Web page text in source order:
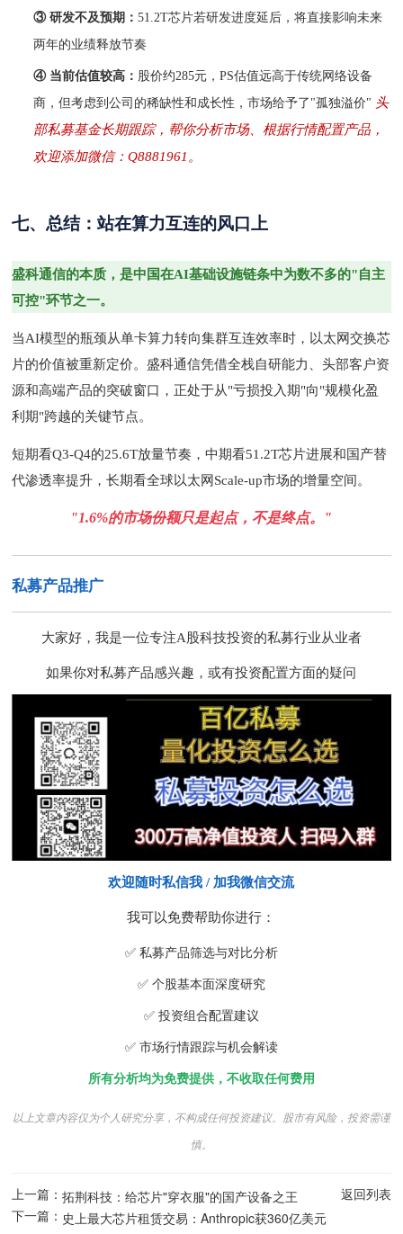
③ 研发不及预期：51.2T芯片若研发进度延后，将直接影响未来
两年的业绩释放节奏
④ 当前估值较高： 股价约285元，PS估值远高于传统网络设备
商，但考虑到公司的稀缺性和成长性，市场给予了"孤独溢价" 头
部私募基金长期跟踪，帮你分析市场、根据行情配置产品，
欢迎添加微信：Q8881961。
七、总结：站在算力互连的风口上
盛科通信的本质，是中国在AI基础设施链条中为数不多的"自主
可控"环节之一。
当AI模型的瓶颈从单卡算力转向集群互连效率时，以太网交换芯
片的价值被重新定价。盛科通信凭借全栈自研能力、头部客户资
源和高端产品的突破窗口，正处于从"亏损投入期"向"规模化盈
利期"跨越的关键节点。
短期看Q3-Q4的25.6T放量节奏，中期看51.2T芯片进展和国产替
代渗透率提升，长期看全球以太网Scale-up市场的增量空间。
"1.6%的市场份额只是起点，不是终点。"
私募产品推广
大家好，我是一位专注A股科技投资的私募行业从业者
如果你对私募产品感兴趣，或有投资配置方面的疑问
欢迎随时私信我 / 加我微信交流
我可以免费帮助你进行：
✅ 私募产品筛选与对比分析
✅ 个股基本面深度研究
✅ 投资组合配置建议
✅ 市场行情跟踪与机会解读
所有分析均为免费提供，不收取任何费用
以上文章内容仅为个人研究分享，不构成任何投资建议。股市有风险，投资需谨
慎。
上一篇：拓荆科技：给芯片"穿衣服"的国产设备之王
下一篇： 史上最大芯片租赁交易：Anthropic获360亿美元
返回列表